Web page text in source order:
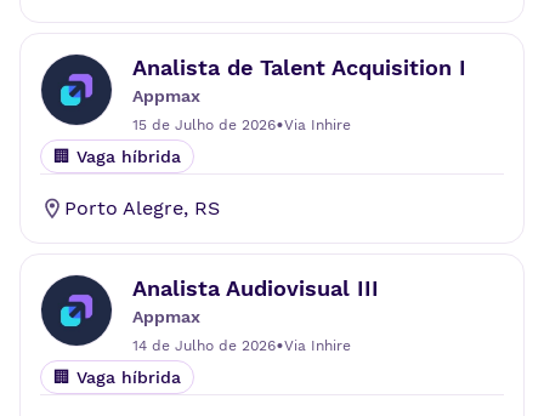
Analista de Talent Acquisition I
Appmax
15 de Julho de 2026•Via Inhire
🏢 Vaga híbrida
Porto Alegre, RS
Analista Audiovisual III
Appmax
14 de Julho de 2026•Via Inhire
🏢 Vaga híbrida